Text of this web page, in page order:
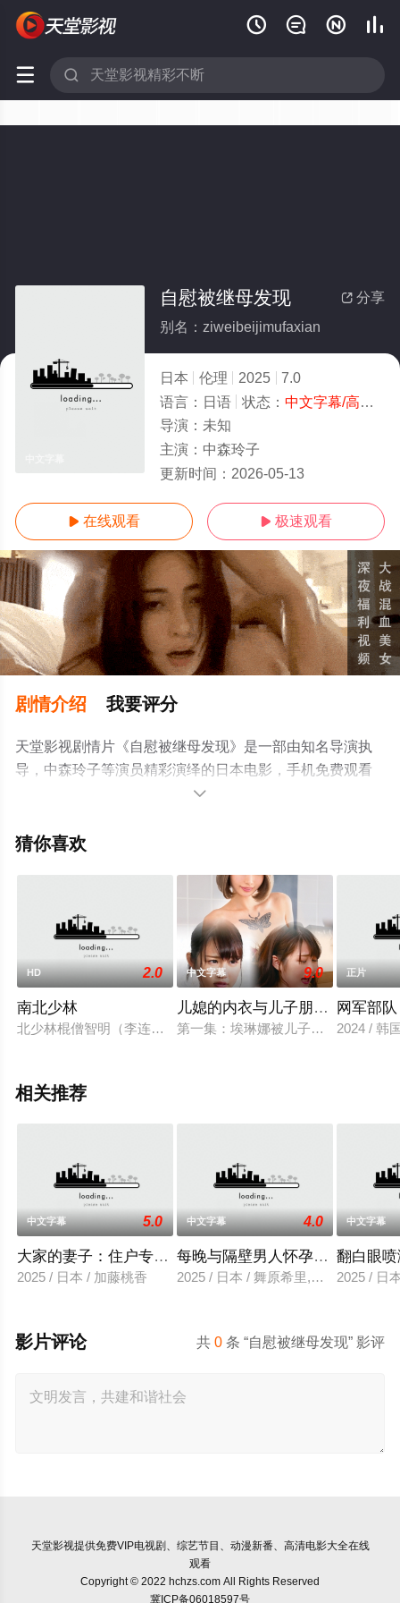
   
 
 分享
自慰被继母发现
别名：ziweibeijimufaxian
日本 伦理 2025
7.0
语言： 日语 状态： 中文字幕/高清
导演： 未知
主演： 中森玲子
更新时间： 2026-05-13
 在线观看  极速观看
剧情介绍 我要评分
天堂影视剧情片《自慰被继母发现》是一部由知名导演执
导，中森玲子等演员精彩演绎的日本电影，手机免费观看
高清无删减完整版电影大全就上天堂电影网，更多相关信

猜你喜欢
HD 2.0
南北少林
北少林棍僧智明（李连杰 饰）为报父母之仇，日日苦练功夫，
中文字幕 9.0
儿媳的内衣与儿子朋友的欲望
第一集：埃琳娜被儿子的朋友打了个
正片
网军部队
2024 / 韩
相关推荐
中文字幕 5.0
大家的妻子：住户专用洞口
2025 / 日本 / 加藤桃香
中文字幕 4.0
每晚与隔壁男人怀孕性爱
2025 / 日本 / 舞原希里,佐川金二
中文字幕
翻白眼
2025 / 日
共0 条 “自慰被继母发现” 影评
影片评论
天堂影视提供免费VIP电视剧、综艺节目、动漫新番、高清电影大全在线
观看
Copyright © 2022 hchzs.com All Rights Reserved
冀ICP备06018597号